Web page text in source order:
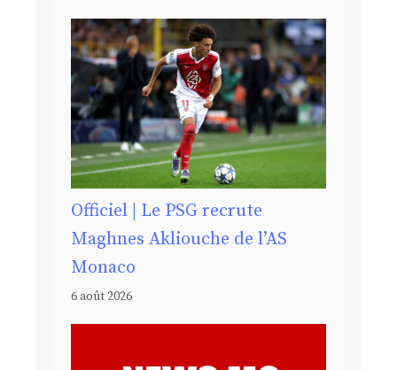
Officiel | Le PSG recrute
Maghnes Akliouche de l’AS
Monaco
6 août 2026